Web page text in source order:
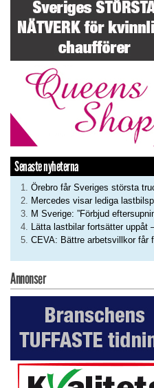
Senaste nyheterna
Örebro får Sveriges största
Mercedes visar lediga
M Sverige: ”Förbjud
Lätta lastbilar fortsätter uppåt
CEVA: Bättre arbetsvillkor får
Annonser